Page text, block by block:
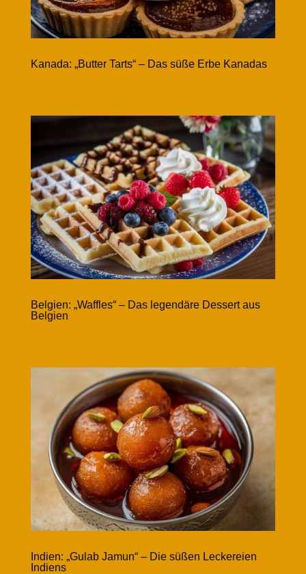
Kanada: „Butter Tarts“ – Das süße Erbe Kanadas
Belgien: „Waffles“ – Das legendäre Dessert aus
Belgien
Indien: „Gulab Jamun“ – Die süßen Leckereien
Indiens